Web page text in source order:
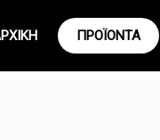
ΠΡΟΪΟΝΤΑ